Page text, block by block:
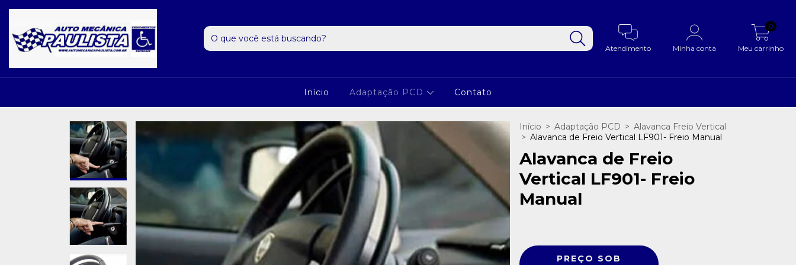
Atendimento Minha conta Meu carrinho
0
Início Adaptação PCD Contato
Início > Adaptação PCD > Alavanca Freio Vertical
> Alavanca de Freio Vertical LF901- Freio Manual
Alavanca de Freio
Vertical LF901- Freio
Manual